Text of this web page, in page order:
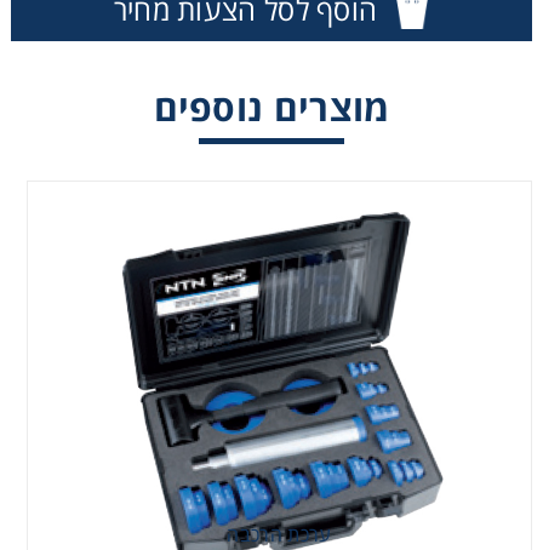
הוסף לסל הצעות מחיר
מוצרים נוספים
ערכת הרכבה
ערכת הרכבה